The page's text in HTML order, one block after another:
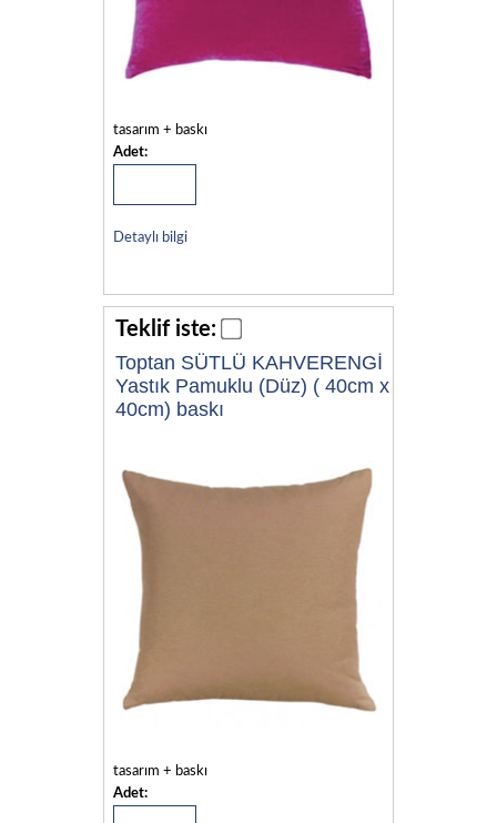
tasarım + baskı
Adet:
Detaylı bilgi
Teklif iste:
Toptan SÜTLÜ KAHVERENGİ
Yastık Pamuklu (Düz) ( 40cm x
40cm) baskı
tasarım + baskı
Adet: